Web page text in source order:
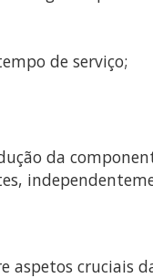
de serviço;
da
aspetos cruciais